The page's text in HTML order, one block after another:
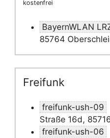
kostenfrei
BayernWLAN
85764
Freifunk
freifunk-ush-09
Straße 16d,
freifunk-ush-06